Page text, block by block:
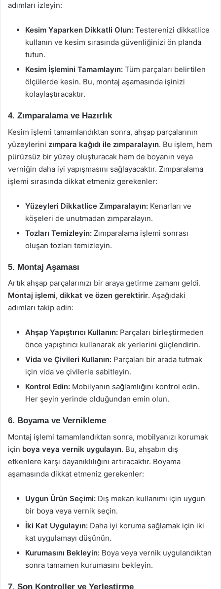
adımları izleyin:
Kesim Yaparken Dikkatli Olun: Testerenizi dikkatlice
kullanın ve kesim sırasında güvenliğinizi ön planda
tutun.
Kesim İşlemini Tamamlayın: Tüm parçaları belirtilen
ölçülerde kesin. Bu, montaj aşamasında işinizi
kolaylaştıracaktır.
4. Zımparalama ve Hazırlık
Kesim işlemi tamamlandıktan sonra, ahşap parçalarının
yüzeylerini zımpara kağıdı ile zımparalayın. Bu işlem, hem
pürüzsüz bir yüzey oluşturacak hem de boyanın veya
verniğin daha iyi yapışmasını sağlayacaktır. Zımparalama
işlemi sırasında dikkat etmeniz gerekenler:
Yüzeyleri Dikkatlice Zımparalayın: Kenarları ve
köşeleri de unutmadan zımparalayın.
Tozları Temizleyin: Zımparalama işlemi sonrası
oluşan tozları temizleyin.
5. Montaj Aşaması
Artık ahşap parçalarınızı bir araya getirme zamanı geldi.
Montaj işlemi, dikkat ve özen gerektirir. Aşağıdaki
adımları takip edin:
Ahşap Yapıştırıcı Kullanın: Parçaları birleştirmeden
önce yapıştırıcı kullanarak ek yerlerini güçlendirin.
Vida ve Çivileri Kullanın: Parçaları bir arada tutmak
için vida ve çivilerle sabitleyin.
Kontrol Edin: Mobilyanın sağlamlığını kontrol edin.
Her şeyin yerinde olduğundan emin olun.
6. Boyama ve Vernikleme
Montaj işlemi tamamlandıktan sonra, mobilyanızı korumak
için boya veya vernik uygulayın. Bu, ahşabın dış
etkenlere karşı dayanıklılığını artıracaktır. Boyama
aşamasında dikkat etmeniz gerekenler:
Uygun Ürün Seçimi: Dış mekan kullanımı için uygun
bir boya veya vernik seçin.
İki Kat Uygulayın: Daha iyi koruma sağlamak için iki
kat uygulamayı düşünün.
Kurumasını Bekleyin: Boya veya vernik uygulandıktan
sonra tamamen kurumasını bekleyin.
7. Son Kontroller ve Yerleştirme